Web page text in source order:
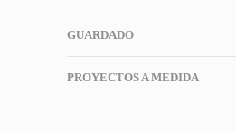
GUARDADO
PROYECTOS A MEDIDA